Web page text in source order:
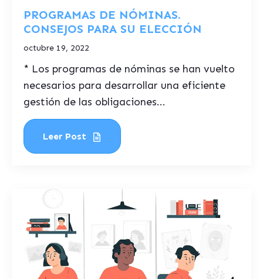
PROGRAMAS DE NÓMINAS.
CONSEJOS PARA SU ELECCIÓN
octubre 19, 2022
* Los programas de nóminas se han vuelto
necesarios para desarrollar una eficiente
gestión de las obligaciones...
Leer Post